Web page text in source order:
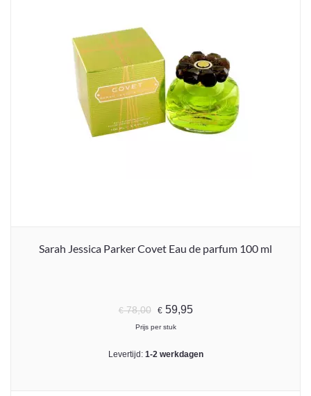
Sarah Jessica Parker Covet Eau de parfum 100 ml
€78,00 €59,95
Prijs per stuk
Levertijd: 1-2 werkdagen